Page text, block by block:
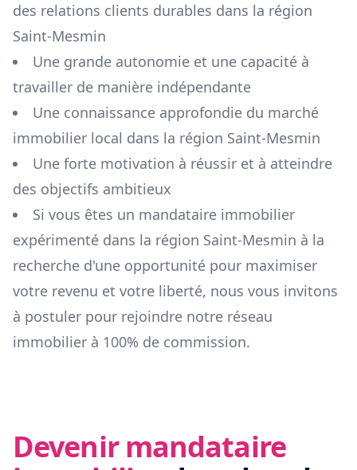
des relations clients durables dans la région
Saint-Mesmin
Une grande autonomie et une capacité à
travailler de manière indépendante
Une connaissance approfondie du marché
immobilier local dans la région Saint-Mesmin
Une forte motivation à réussir et à atteindre
des objectifs ambitieux
Si vous êtes un mandataire immobilier
expérimenté dans la région Saint-Mesmin à la
recherche d'une opportunité pour maximiser
votre revenu et votre liberté, nous vous invitons
à postuler pour rejoindre notre réseau
immobilier à 100% de commission.
Devenir mandataire